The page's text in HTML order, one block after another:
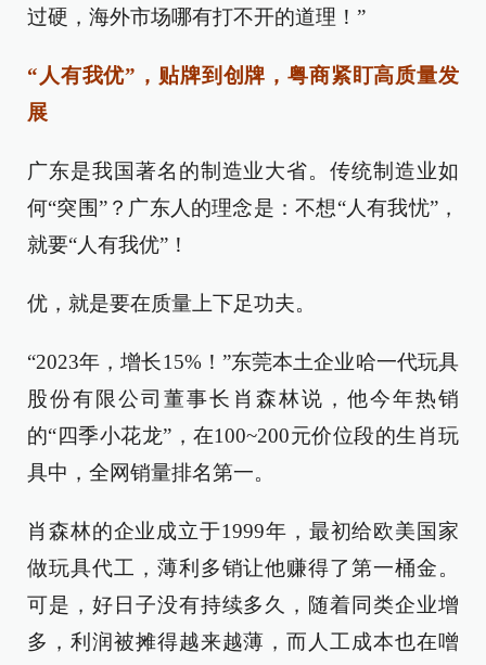
过硬，海外市场哪有打不开的道理！”
“人有我优”，贴牌到创牌，粤商紧盯高质量发
展
广东是我国著名的制造业大省。传统制造业如
何“突围”？广东人的理念是：不想“人有我忧”，
就要“人有我优”！
优，就是要在质量上下足功夫。
“2023年，增长15%！”东莞本土企业哈一代玩具
股份有限公司董事长肖森林说，他今年热销
的“四季小花龙”，在100~200元价位段的生肖玩
具中，全网销量排名第一。
肖森林的企业成立于1999年，最初给欧美国家
做玩具代工，薄利多销让他赚得了第一桶金。
可是，好日子没有持续多久，随着同类企业增
多，利润被摊得越来越薄，而人工成本也在噌